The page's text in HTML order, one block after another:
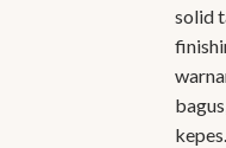
solid
kepes.